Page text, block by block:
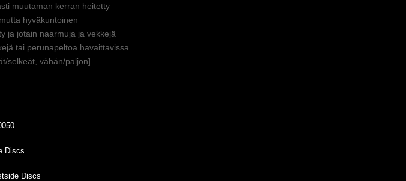
muutaman kerran heitetty
hyväkuntoinen
ja jotain naarmuja ja vekkejä
tai perunapeltoa havaittavissa
selkeät, vähän/paljon]
Discs
Discs